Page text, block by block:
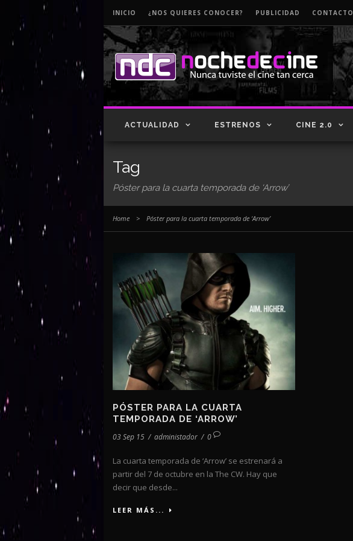
INICIO ¿NOS QUIERES CONOCER? PUBLICIDAD CONTACTO
ACTUALIDAD ESTRENOS CINE 2.0
Tag
Póster para la cuarta temporada de ‘Arrow’
Home > Póster para la cuarta temporada de ‘Arrow’
PÓSTER PARA LA CUARTA
TEMPORADA DE ‘ARROW’
03 Sep 15 / administador / 0
La cuarta temporada de ‘Arrow’ se estrenará a
partir del 7 de octubre en la The CW. Hay que
decir que desde...
LEER MÁS...